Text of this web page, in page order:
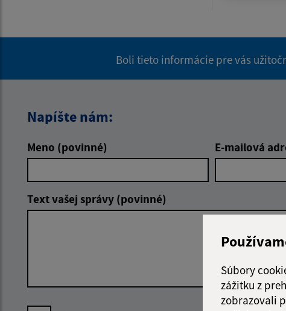
Súbory
zážitku z
zobrazovali
Boli tieto informácie pre vás
Napíšte nám:
Meno (povinné) E-mailová
Text vašej správy (povinné)